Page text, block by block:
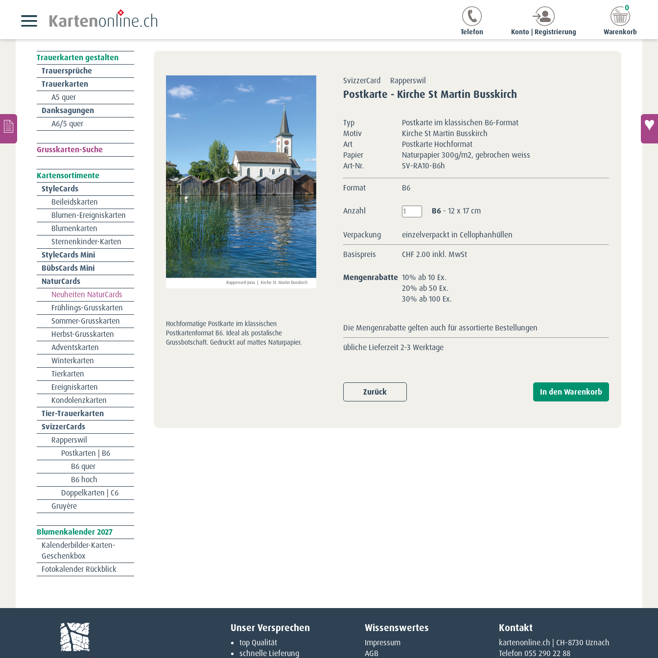
Telefon Konto | Registrierung Warenkorb
0
B6 hoch Postkarte - Kirche St Martin Busskirch
Hochformatige Postkarte im klassischen
Postkartenformat B6. Ideal als postalische
Grussbotschaft. Gedruckt auf mattes Naturpapier.
SvizzerCard Rapperswil
Postkarte - Kirche St Martin Busskirch
Typ
Postkarte im klassischen B6-Format
Motiv
Kirche St Martin Busskirch
Art
Postkarte Hochformat
Papier
Naturpapier 300g/m2, gebrochen weiss
Art-Nr.
SV-RA10-B6h
Format B6
Anzahl B6 - 12 x 17 cm
Verpackung
einzelverpackt in Cellophanhüllen
Basispreis
CHF2.00 inkl. MwSt
Mengenrabatte 10% ab 10 Ex.
20% ab 50 Ex.
30% ab 100 Ex.
Die Mengenrabatte gelten auch für assortierte Bestellungen
übliche Lieferzeit 2-3 Werktage
Zurück
Trauerkarten gestalten
Navigation
überspringen
Trauersprüche
Trauerkarten
A5 quer
Danksagungen
A6/5 quer
Navigation
überspringen
Grusskarten-Suche
Kartensortimente
Navigation
überspringen
StyleCards
Beileidskarten
Blumen-Ereigniskarten
Blumenkarten
Sternenkinder-Karten
StyleCards Mini
BübsCards Mini
NaturCards
Neuheiten NaturCards
Frühlings-Grusskarten
Sommer-Grusskarten
Herbst-Grusskarten
Adventskarten
Winterkarten
Tierkarten
Ereigniskarten
Kondolenzkarten
Tier-Trauerkarten
SvizzerCards
Rapperswil
Postkarten | B6
B6 quer
B6 hoch
Doppelkarten | C6
Gruyère
Navigation
überspringen
Blumenkalender 2027
Kalenderbilder-Karten-
Geschenkbox
Fotokalender Rückblick
Unser Versprechen
top Qualität
schnelle Lieferung
Wissenswertes
Impressum
AGB
Kontakt
kartenonline.ch | CH-8730 Uznach
Telefon 055 290 22 88